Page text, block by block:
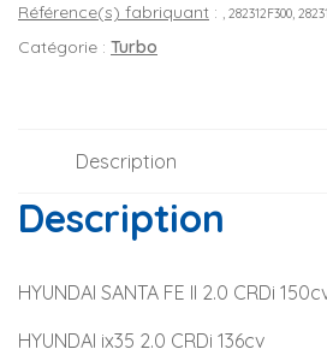
Référence(s) fabriquant : , 282312F300,
Catégorie : Turbo
Description
Description
HYUNDAI SANTA FE II 2.0 CRDi
HYUNDAI ix35 2.0 CRDi 136cv